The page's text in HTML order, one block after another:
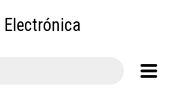
Electrónica